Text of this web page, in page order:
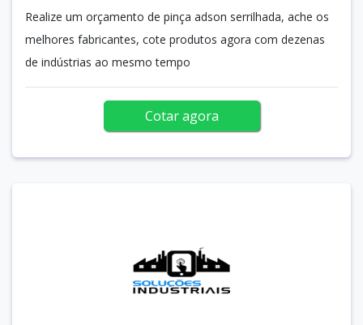
Realize um orçamento de pinça adson serrilhada, ache os
melhores fabricantes, cote produtos agora com dezenas
de indústrias ao mesmo tempo
Cotar agora